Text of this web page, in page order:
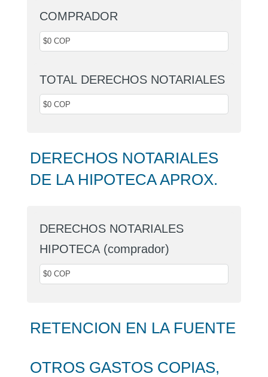
COMPRADOR
TOTAL DERECHOS NOTARIALES
DERECHOS NOTARIALES
DE LA HIPOTECA APROX.
DERECHOS NOTARIALES
HIPOTECA (comprador)
RETENCION EN LA FUENTE
OTROS GASTOS COPIAS,